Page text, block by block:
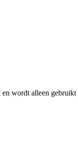
en wordt alleen